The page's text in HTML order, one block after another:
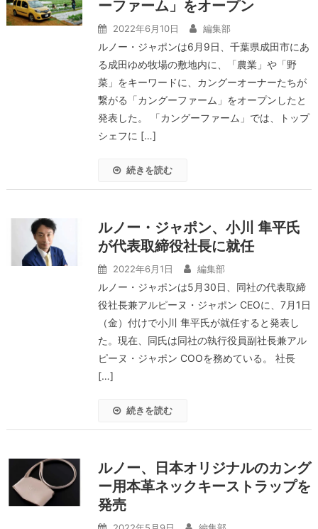
ーファーム」をオープン
2022年6月10日 編集部
ルノー・ジャポンは6月9日、千葉県成田市にあ
る成田ゆめ牧場の敷地内に、「農業」や「野
菜」をキーワードに、カングーオーナーたちが
繋がる「カングーファーム」をオープンしたと
発表した。 「カングーファーム」では、トップ
シェフに […]
続きを読む
ルノー・ジャポン、小川 隼平氏
が代表取締役社長に就任
2022年6月1日 編集部
ルノー・ジャポンは5月30日、同社の代表取締
役社長兼アルピーヌ・ジャポン CEOに、7月1日
（金）付けで小川 隼平氏が就任すると発表し
た。現在、同氏は同社の執行役員副社長兼アル
ピーヌ・ジャポン COOを務めている。 社長
[…]
続きを読む
ルノー、日本オリジナルのカング
ー用本革ネックキーストラップを
発売